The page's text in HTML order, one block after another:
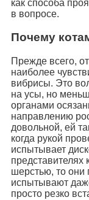
как способа
в вопросе.
Почему
Прежде всего,
наиболее
вибрисы. Это
на усы, но
органами
направлению
довольной, ей
когда рукой
испытывает
представителях
шерстью, то они
испытывают
просто резко